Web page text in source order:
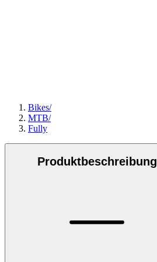
Bikes/
MTB/
Fully
Produktbeschreibung